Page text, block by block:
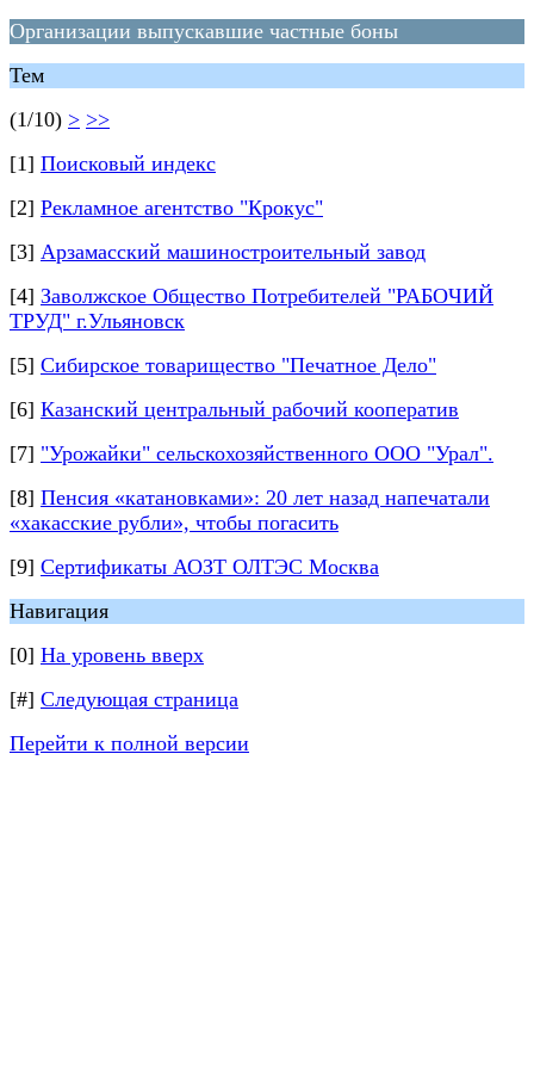
Организации выпускавшие частные боны
Тем
(1/10) > >>
[1] Поисковый индекс
[2] Рекламное агентство "Крокус"
[3] Арзамасский машиностроительный завод
[4] Заволжское Общество Потребителей "РАБОЧИЙ
ТРУД" г.Ульяновск
[5] Сибирское товарищество "Печатное Дело"
[6] Казанский центральный рабочий кооператив
[7] "Урожайки" сельскохозяйственного ООО "Урал".
[8] Пенсия «катановками»: 20 лет назад напечатали
«хакасские рубли», чтобы погасить
[9] Сертификаты АОЗТ ОЛТЭС Москва
Навигация
[0] На уровень вверх
[#] Следующая страница
Перейти к полной версии